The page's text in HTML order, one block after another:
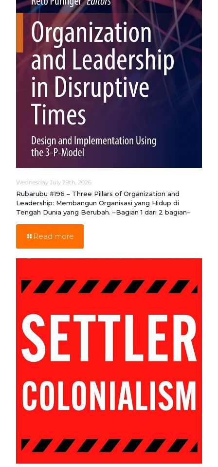
Wednesday July 29th, 2026
Rubarubu #196 – Three Pillars of Organization and
Leadership: Membangun Organisasi yang Hidup di
Tengah Dunia yang Berubah. –Bagian 1 dari 2 bagian–
Read more